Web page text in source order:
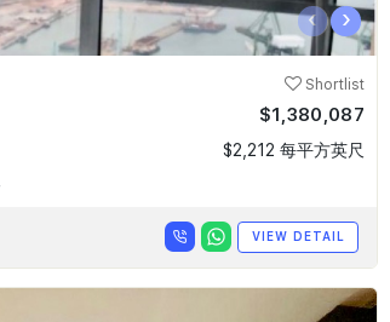
‹ ›
Shortlist
$1,380,087
$2,212 每平方英尺
VIEW DETAIL